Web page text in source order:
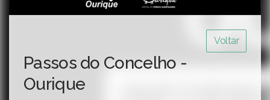
Voltar
Passos do Concelho -
Ourique